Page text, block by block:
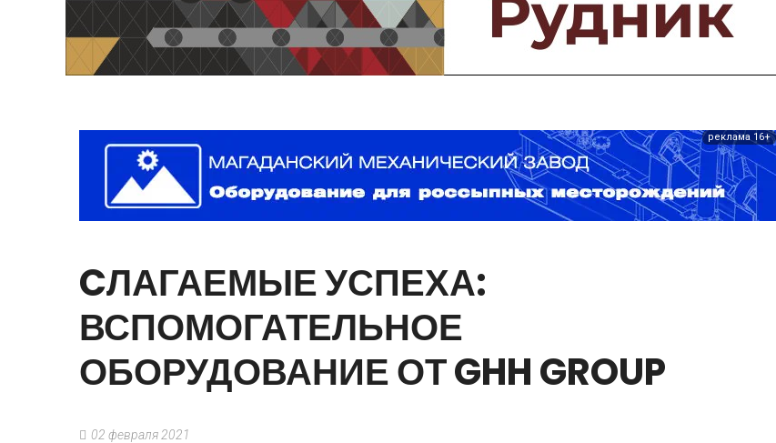
Предприятия и компании
Интервью
Выставки, Конференции
реклама 16+
CЛАГАЕМЫЕУСПЕХА:
ВСПОМОГАТЕЛЬНОЕ
ОБОРУДОВАНИЕОТGHHGROUP
02 февраля 2021